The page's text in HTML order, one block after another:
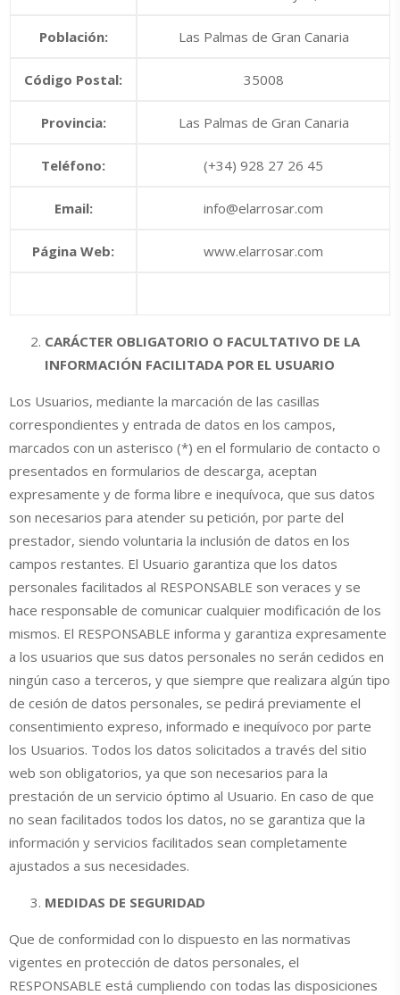
Población: Las Palmas de Gran Canaria
Código Postal: 35008
Provincia: Las Palmas de Gran Canaria
Teléfono: (+34) 928 27 26 45
Email: info@elarrosar.com
Página Web: www.elarrosar.com
CARÁCTER OBLIGATORIO O FACULTATIVO DE LA
INFORMACIÓN FACILITADA POR EL USUARIO
Los Usuarios, mediante la marcación de las casillas
correspondientes y entrada de datos en los campos,
marcados con un asterisco (*) en el formulario de contacto o
presentados en formularios de descarga, aceptan
expresamente y de forma libre e inequívoca, que sus datos
son necesarios para atender su petición, por parte del
prestador, siendo voluntaria la inclusión de datos en los
campos restantes. El Usuario garantiza que los datos
personales facilitados al RESPONSABLE son veraces y se
hace responsable de comunicar cualquier modificación de los
mismos. El RESPONSABLE informa y garantiza expresamente
a los usuarios que sus datos personales no serán cedidos en
ningún caso a terceros, y que siempre que realizara algún tipo
de cesión de datos personales, se pedirá previamente el
consentimiento expreso, informado e inequívoco por parte
los Usuarios. Todos los datos solicitados a través del sitio
web son obligatorios, ya que son necesarios para la
prestación de un servicio óptimo al Usuario. En caso de que
no sean facilitados todos los datos, no se garantiza que la
información y servicios facilitados sean completamente
ajustados a sus necesidades.
MEDIDAS DE SEGURIDAD
Que de conformidad con lo dispuesto en las normativas
vigentes en protección de datos personales, el
RESPONSABLE está cumpliendo con todas las disposiciones